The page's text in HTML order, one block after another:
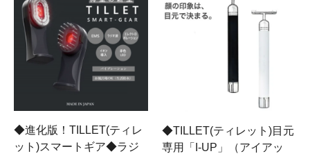
◆進化版！TILLET(ティレ
ット)スマートギア◆ラジ
◆TILLET(ティレット)目元
専用「I-UP」（アイアッ